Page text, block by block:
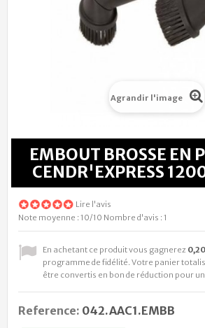
Agrandir l'image
EMBOUT BROSSE EN
CENDR'EXPRESS
Lire l'avis
Note moyenne : 10/10 Nombre d'avis : 1
En achetant ce produit vous gagnerez
programme de fidélité. Votre panier
être convertis en bon de réduction pour
Reference: 042.AAC1.EMBB